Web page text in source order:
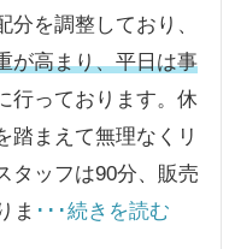
を調整しており、
が高まり、平日は事
行っております。休
踏まえて無理なくリ
タッフは90分、販売
ま ･･･続きを読む